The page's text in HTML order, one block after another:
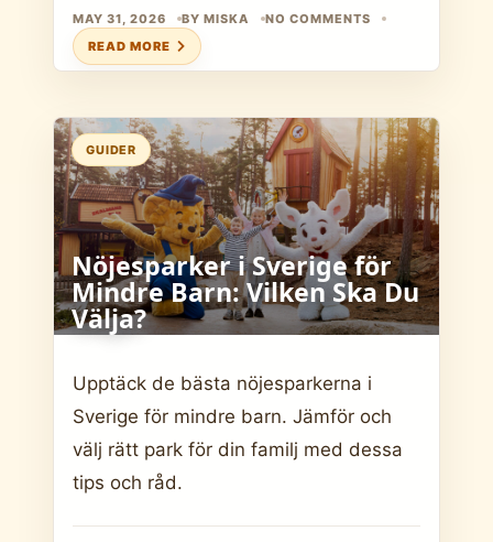
MAY 31, 2026 BY MISKA
NO COMMENTS
READ MORE
GUIDER
Nöjesparker i Sverige för
Mindre Barn: Vilken Ska Du
Välja?
Upptäck de bästa nöjesparkerna i
Sverige för mindre barn. Jämför och
välj rätt park för din familj med dessa
tips och råd.